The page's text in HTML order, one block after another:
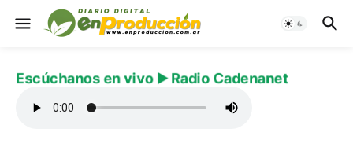
Escúchanos en vivo ▶️ Radio Cadenanet